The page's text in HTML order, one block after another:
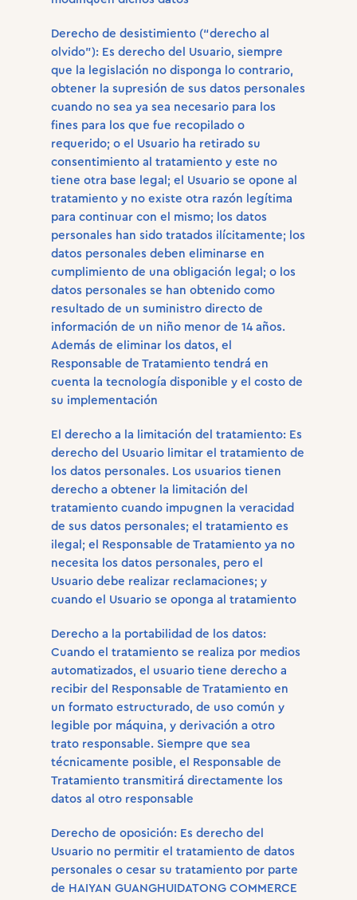
Derecho de desistimiento (“derecho al
olvido”): Es derecho del Usuario, siempre
que la legislación no disponga lo contrario,
obtener la supresión de sus datos personales
cuando no sea ya sea necesario para los
fines para los que fue recopilado o
requerido; o el Usuario ha retirado su
consentimiento al tratamiento y este no
tiene otra base legal; el Usuario se opone al
tratamiento y no existe otra razón legítima
para continuar con el mismo; los datos
personales han sido tratados ilícitamente; los
datos personales deben eliminarse en
cumplimiento de una obligación legal; o los
datos personales se han obtenido como
resultado de un suministro directo de
información de un niño menor de 14 años.
Además de eliminar los datos, el
Responsable de Tratamiento tendrá en
cuenta la tecnología disponible y el costo de
su implementación
El derecho a la limitación del tratamiento: Es
derecho del Usuario limitar el tratamiento de
los datos personales. Los usuarios tienen
derecho a obtener la limitación del
tratamiento cuando impugnen la veracidad
de sus datos personales; el tratamiento es
ilegal; el Responsable de Tratamiento ya no
necesita los datos personales, pero el
Usuario debe realizar reclamaciones; y
cuando el Usuario se oponga al tratamiento
Derecho a la portabilidad de los datos:
Cuando el tratamiento se realiza por medios
automatizados, el usuario tiene derecho a
recibir del Responsable de Tratamiento en
un formato estructurado, de uso común y
legible por máquina, y derivación a otro
trato responsable. Siempre que sea
técnicamente posible, el Responsable de
Tratamiento transmitirá directamente los
datos al otro responsable
Derecho de oposición: Es derecho del
Usuario no permitir el tratamiento de datos
personales o cesar su tratamiento por parte
de HAIYAN GUANGHUIDATONG COMMERCE